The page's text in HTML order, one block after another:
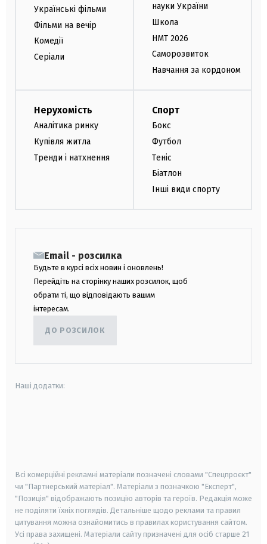
Українські фільми
Фільми на вечір
Комедії
Серіали
науки України
Школа
НМТ 2026
Саморозвиток
Навчання за кордоном
Нерухомість
Аналітика ринку
Купівля житла
Тренди і натхнення
Спорт
Бокс
Футбол
Теніс
Біатлон
Інші види спорту
Email - розсилка
Будьте в курсі всіх новин і оновлень!
Перейдіть на сторінку наших розсилок, щоб
обрати ті, що відповідають вашим
інтересам.
ДО РОЗСИЛОК
Наші додатки:
Всі комерційні рекламні матеріали позначені словами "Спецпроєкт"
чи "Партнерський матеріал". Матеріали з позначкою "Експерт",
"Позиція" відображають позицію авторів та героїв. Редакція може
не поділяти їхніх поглядів. Детальніше щодо реклами та правил
цитування можна ознайомитись в правилах користування сайтом.
Усі права захищені. Матеріали сайту призначені для осіб старше 21